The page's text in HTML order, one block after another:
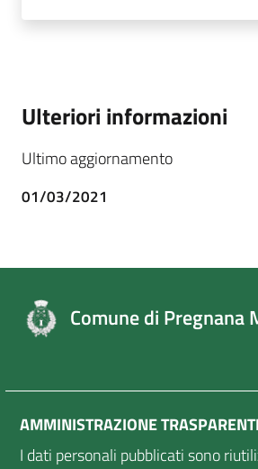
Ulteriori informazioni
Ultimo aggiornamento
01/03/2021
Comune di Pregnana
AMMINISTRAZIONE
I dati personali pubblicati sono